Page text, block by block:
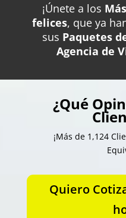
¡Únete a los
felices, que ya
sus Paquetes
Agencia de
¿Qué
¡Más de 1,124
Quiero